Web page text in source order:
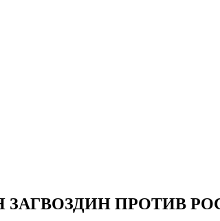
ЗАГВОЗДИН ПРОТИВ